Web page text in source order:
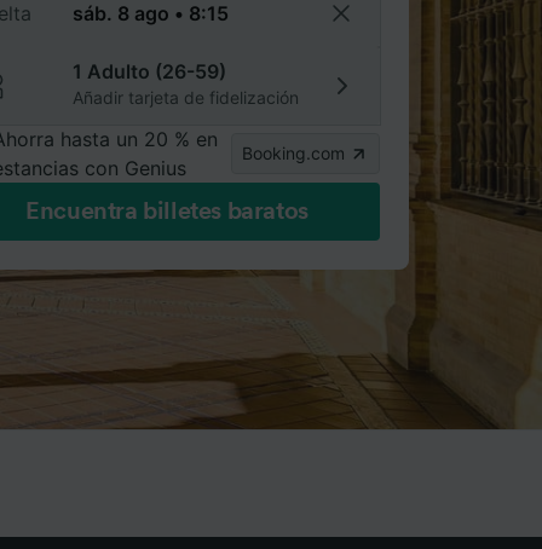
1 Adulto (26-59)
Añadir tarjeta de fidelización
hasta un 20 % en
con Genius
Booking.com
Encuentra billetes baratos